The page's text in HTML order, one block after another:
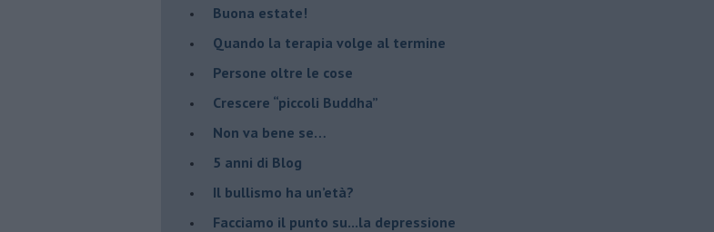
Buona estate!
​Quando la terapia volge al termine
​Persone oltre le cose
​Crescere “piccoli Buddha”
Non va bene se…
​5 anni di Blog
​Il bullismo ha un’età?
Facciamo il punto su...la depressione